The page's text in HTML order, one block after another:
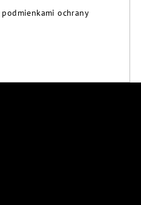
podmienkami ochrany